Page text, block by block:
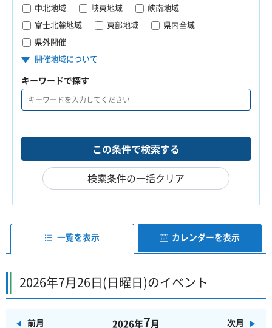
中北地域 峡東地域
峡南地域
富士北麓地域
東部地域
県内全域
県外開催
開催地域について
キーワードで探す
検索条件の一括クリア
一覧を表示 カレンダーを表示
2026年7月26日(日曜日)のイベント
前月 2026年7月 次月